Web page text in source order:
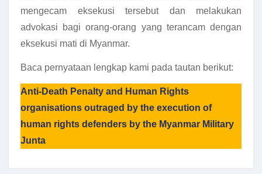
mengecam eksekusi tersebut dan melakukan
advokasi bagi orang-orang yang terancam dengan
eksekusi mati di Myanmar.
Baca pernyataan lengkap kami pada tautan berikut:
Anti-Death Penalty and Human Rights
organisations outraged by the execution of
human rights defenders by the Myanmar Military
Junta